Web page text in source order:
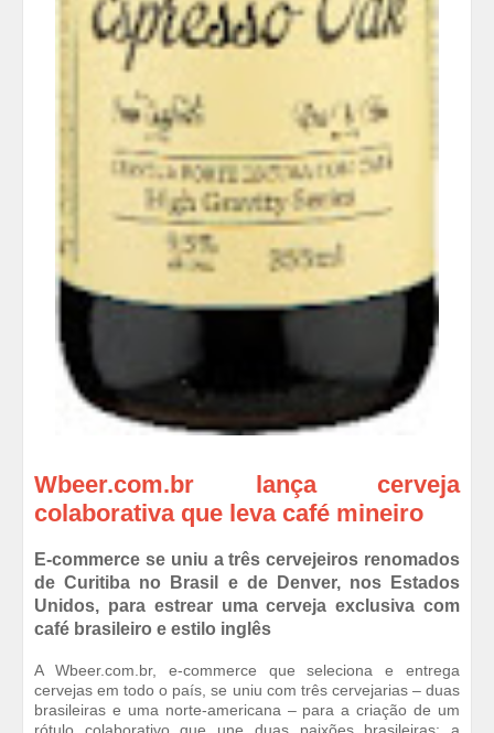
Wbeer.com.br lança cerveja
colaborativa que leva café mineiro
E-commerce se uniu a três cervejeiros renomados
de Curitiba no Brasil e de Denver, nos Estados
Unidos, para estrear uma cerveja exclusiva com
café brasileiro e estilo inglês
A Wbeer.com.br, e-commerce que seleciona e entrega
cervejas em todo o país, se uniu com três cervejarias – duas
brasileiras e uma norte-americana – para a criação de um
rótulo colaborativo que une duas paixões brasileiras: a